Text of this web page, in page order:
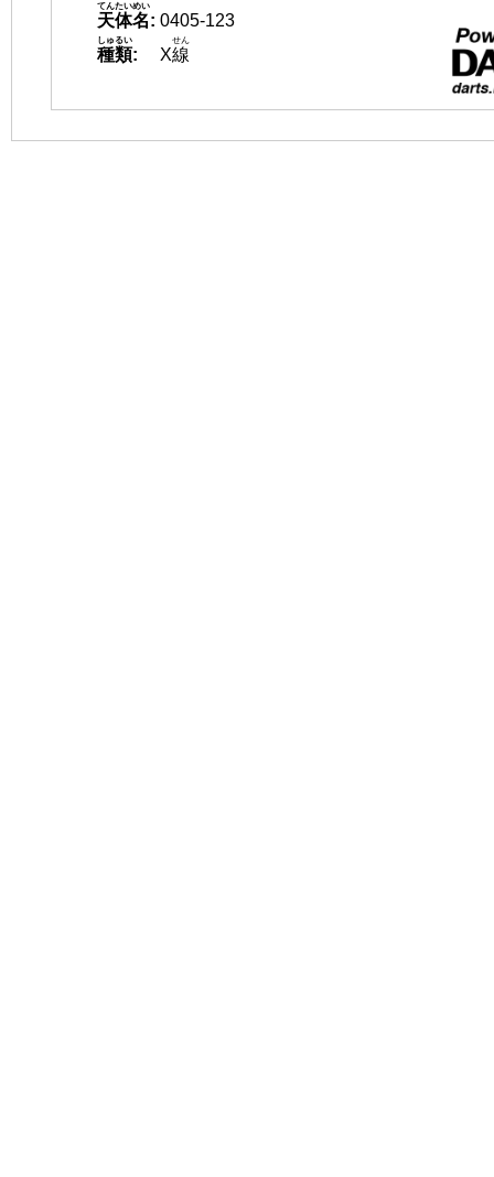
天体名
てんたいめい
: 0405-123
種類
しゅるい
: X線
せん